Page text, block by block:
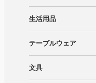
生活用品
テーブルウェア
文具